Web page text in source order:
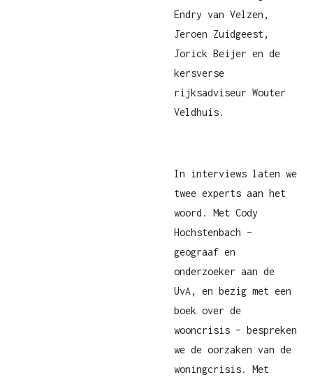
Endry van Velzen,
Jeroen Zuidgeest,
Jorick Beijer en de
kersverse
rijksadviseur Wouter
Veldhuis.
In interviews laten we
twee experts aan het
woord. Met Cody
Hochstenbach –
geograaf en
onderzoeker aan de
UvA, en bezig met een
boek over de
wooncrisis – bespreken
we de oorzaken van de
woningcrisis. Met